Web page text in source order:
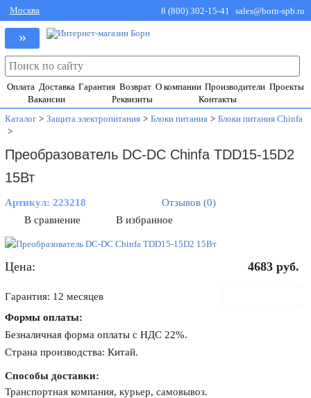
Москва 8 (800) 302-15-41 sales@born-spb.ru
»
Оплата Доставка Гарантия Возврат О компании Производители Проекты
Вакансии
Реквизиты
Контакты
Каталог > Защита электропитания > Блоки питания > Блоки питания Chinfa
>
Преобразователь DC-DC Chinfa TDD15-15D2
15Вт
Артикул:223218
Отзывов (0)
В сравнение
В избранное
Цена: 4683 руб.
Гарантия: 12 месяцев
Формы оплаты:
Безналичная форма оплаты с НДС 22%.
Страна производства: Китай.
Способы доставки:
Транспортная компания, курьер, самовывоз.